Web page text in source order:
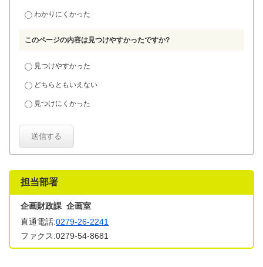
わかりにくかった
このページの内容は見つけやすかったですか?
見つけやすかった
どちらともいえない
見つけにくかった
送信する
担当部署
企画財政課 企画室
直通電話:0279-26-2241
ファクス:0279-54-8681